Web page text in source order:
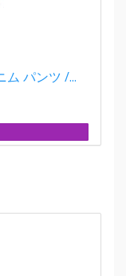
ム パンツ /...